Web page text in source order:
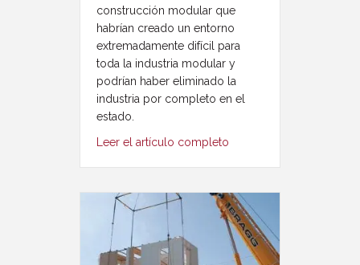
construcción modular que
habrían creado un entorno
extremadamente difícil para
toda la industria modular y
podrían haber eliminado la
industria por completo en el
estado.
Leer el artículo completo